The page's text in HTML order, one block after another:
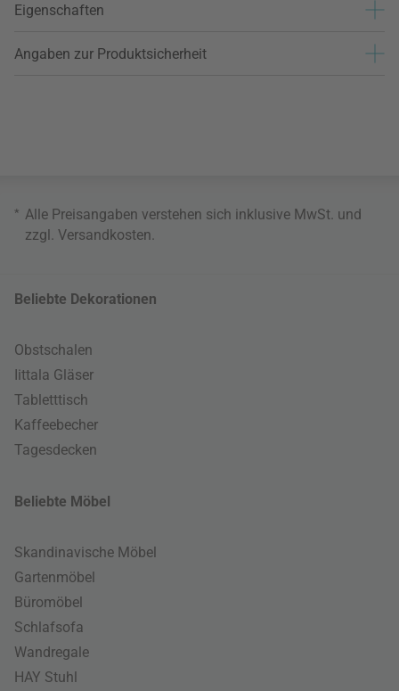
Eigenschaften
Angaben zur Produktsicherheit
* Alle Preisangaben verstehen sich inklusive MwSt. und
zzgl. Versandkosten.
Beliebte Dekorationen
Obstschalen
Iittala Gläser
Tabletttisch
Kaffeebecher
Tagesdecken
Beliebte Möbel
Skandinavische Möbel
Gartenmöbel
Büromöbel
Schlafsofa
Wandregale
HAY Stuhl